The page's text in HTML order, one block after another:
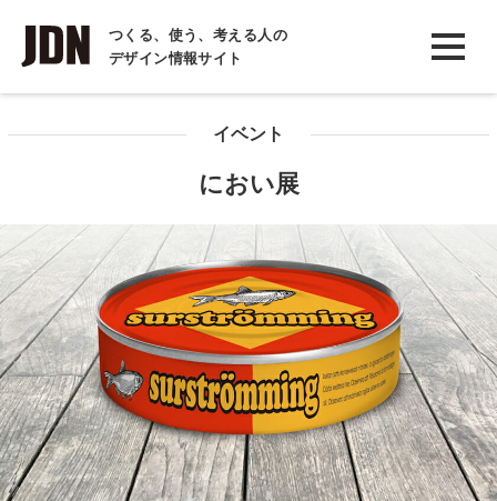
つくる、使う、考える人の
デザイン情報サイト
INTERVIEW
インタビュー
コラム
イベント
におい展